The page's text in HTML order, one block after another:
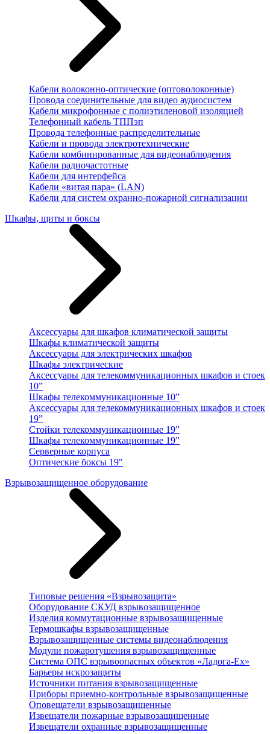
Кабели волоконно-оптические (оптоволоконные)
Провода соединительные для видео аудиосистем
Кабели микрофонные с полиэтиленовой изоляцией
Телефонный кабель ТППэп
Провода телефонные распределительные
Кабели и провода электротехнические
Кабели комбинированные для видеонаблюдения
Кабели радиочастотные
Кабели для интерфейса
Кабели «витая пара» (LAN)
Кабели для систем охранно-пожарной сигнализации
Шкафы, щиты и боксы
Аксессуары для шкафов климатической защиты
Шкафы климатической защиты
Аксессуары для электрических шкафов
Шкафы электрические
Аксессуары для телекоммуникационных шкафов и стоек
10”
Шкафы телекоммуникационные 10”
Аксессуары для телекоммуникационных шкафов и стоек
19”
Стойки телекоммуникационные 19”
Шкафы телекоммуникационные 19”
Серверные корпуса
Оптические боксы 19"
Взрывозащищенное оборудование
Типовые решения «Взрывозащита»
Оборудование СКУД взрывозащищенное
Изделия коммутационные взрывозащищенные
Термошкафы взрывозащищенные
Взрывозащищенные системы видеонаблюдения
Модули пожаротушения взрывозащищенные
Система ОПС взрывоопасных объектов «Ладога-Ex»
Барьеры искрозащиты
Источники питания взрывозащищенные
Приборы приемно-контрольные взрывозащищенные
Оповещатели взрывозащищенные
Извещатели пожарные взрывозащищенные
Извещатели охранные взрывозащищенные